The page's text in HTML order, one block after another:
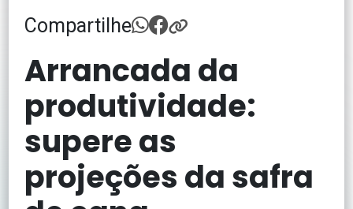
Compartilhe
Arrancada da
produtividade:
supere as
projeções da safra